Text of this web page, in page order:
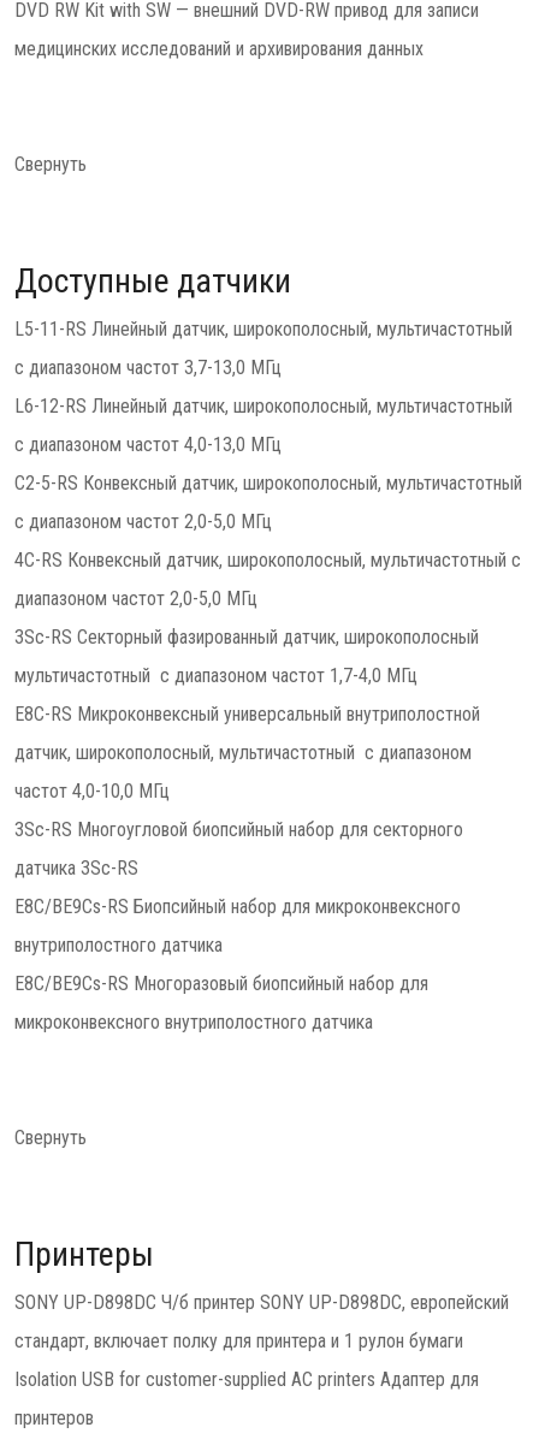
DVD RW Kit with SW — внешний DVD-RW привод для записи
медицинских исследований и архивирования данных
Свернуть
Доступные датчики
L5-11-RS Линейный датчик, широкополосный, мультичастотный
с диапазоном частот 3,7-13,0 МГц
L6-12-RS Линейный датчик, широкополосный, мультичастотный
с диапазоном частот 4,0-13,0 МГц
C2-5-RS Конвексный датчик, широкополосный, мультичастотный
с диапазоном частот 2,0-5,0 МГц
4C-RS Конвексный датчик, широкополосный, мультичастотный с
диапазоном частот 2,0-5,0 МГц
3Sc-RS Cекторный фазированный датчик, широкополосный
мультичастотный с диапазоном частот 1,7-4,0 МГц
E8C-RS Микроконвексный универсальный внутриполостной
датчик, широкополосный, мультичастотный с диапазоном
частот 4,0-10,0 МГц
3Sc-RS Многоугловой биопсийный набор для секторного
датчика 3Sc-RS
E8C/BE9Cs-RS Биопсийный набор для микроконвексного
внутриполостного датчика
E8C/BE9Cs-RS Многоразовый биопсийный набор для
микроконвексного внутриполостного датчика
Свернуть
Принтеры
SONY UP-D898DC Ч/б принтер SONY UP-D898DC, европейский
стандарт, включает полку для принтера и 1 рулон бумаги
Isolation USB for customer-supplied AC printers Адаптер для
принтеров